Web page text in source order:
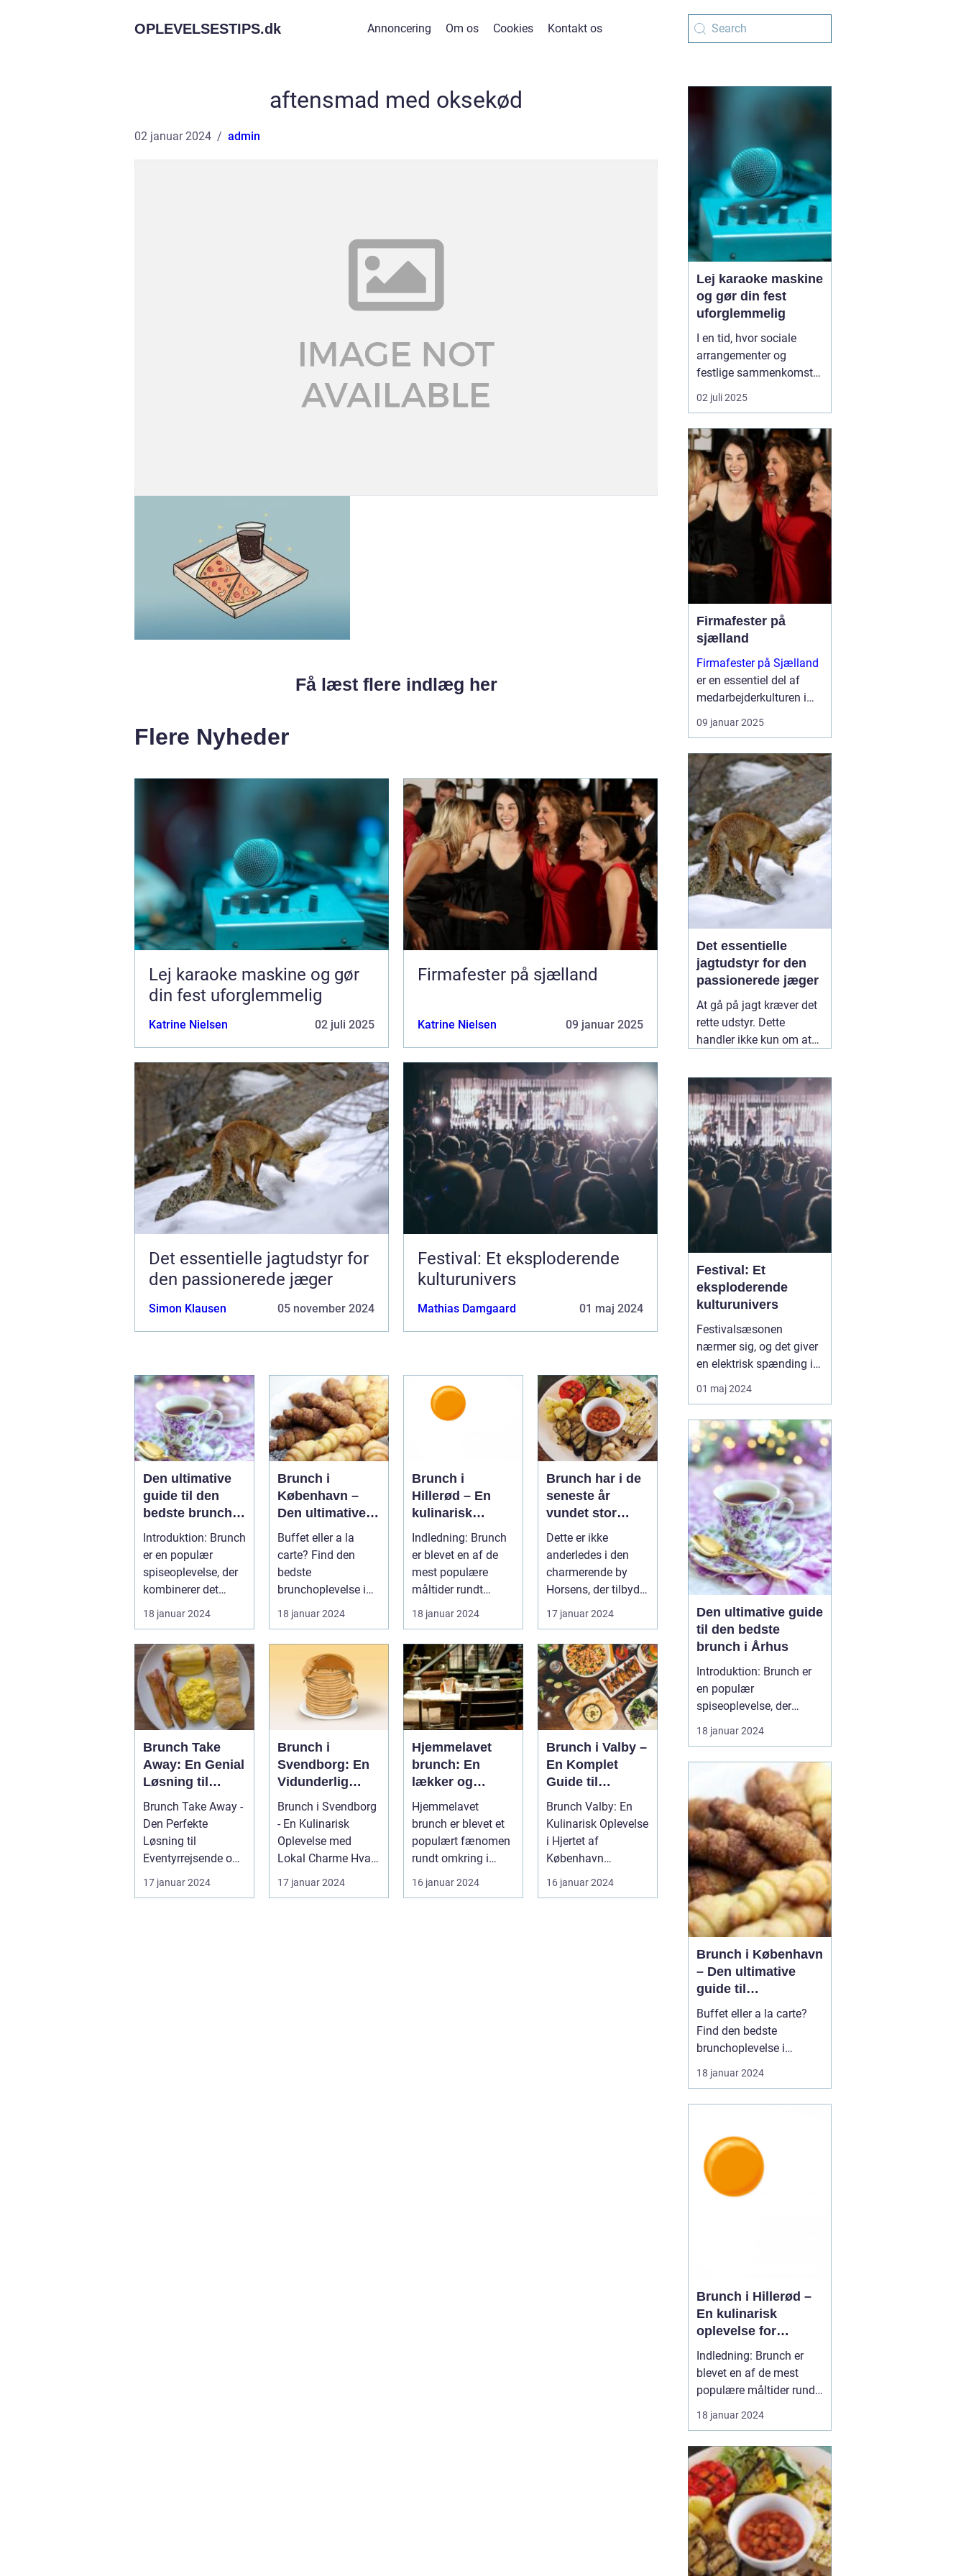
OPLEVELSESTIPS.dk Annoncering Om os Cookies Kontakt os
aftensmad med oksekød
02 januar 2024 admin
Få læst flere indlæg her
Flere Nyheder
Lej karaoke maskine og gør
din fest uforglemmelig
Katrine Nielsen 02 juli 2025
Firmafester på sjælland
Katrine Nielsen 09 januar 2025
Det essentielle jagtudstyr for
den passionerede jæger
Simon Klausen 05 november 2024
Festival: Et eksploderende
kulturunivers
Mathias Damgaard 01 maj 2024
Den ultimative
guide til den
bedste brunch i
Århus
Introduktion: Brunch
er en populær
spiseoplevelse, der
kombinerer det
bedste fra
morgenmad og
frokos...
18 januar 2024
Brunch i
København –
Den ultimative
guide til
eventyrrejsende
og backpackere
Buffet eller a la
carte? Find den
bedste
brunchoplevelse i
København
Introduktion til
brunch i Køb...
18 januar 2024
Brunch i
Hillerød – En
kulinarisk
oplevelse for
eventyrrejsende
og backpackere
Indledning: Brunch
er blevet en af de
mest populære
måltider rundt
omkring i verden, og
Hillerød er ...
18 januar 2024
Brunch har i de
seneste år
vundet stor
popularitet
blandt
madentusiaster
og dem, der
elsker at
kombinere de
lækreste
morgenmadslæ
kkerier med
frokostfavoritter
Dette er ikke
anderledes i den
charmerende by
Horsens, der tilbyder
en række steder,
hvor man kan ny...
17 januar 2024
Brunch Take
Away: En Genial
Løsning til
Eventyrrejsende
og Backpackere
Brunch Take Away -
Den Perfekte
Løsning til
Eventyrrejsende og
Backpackere
Indledning: Brunch
17 januar 2024
Brunch i
Svendborg: En
Vidunderlig
Oplevelse for
Eventyrrejsende
og Backpackere
Brunch i Svendborg
- En Kulinarisk
Oplevelse med
Lokal Charme Hvad
17 januar 2024
Hjemmelavet
brunch: En
lækker og
alsidig måde at
sætte prikken
over iet på din
morgenmad
eller frokost
Hjemmelavet
brunch er blevet et
populært fænomen
rundt omkring i
verden. Det er den
perfekte måde at...
16 januar 2024
Brunch i Valby –
En Komplet
Guide til
Eventyrrejsende
og Backpackere
Brunch Valby: En
Kulinarisk Oplevelse
i Hjertet af
København
Introduktion til
16 januar 2024
Lej karaoke maskine
og gør din fest
uforglemmelig
I en tid, hvor sociale
arrangementer og
festlige sammenkomster
ofte kræver et element af
underholdning, står
favoritaktivitet blandt
mange. Karaoke
maskiner giver folk
mulighed for at slippe
deres indre stjerne lø...
02 juli 2025
Firmafester på
sjælland
Firmafester på Sjælland
er en essentiel del af
medarbejderkulturen i
mange virksomheder.
Med en stigning i
unikke venues er
Sjælland blevet ...
09 januar 2025
Det essentielle
jagtudstyr for den
passionerede jæger
At gå på jagt kræver det
rette udstyr. Dette
handler ikke kun om at
bue, men også om det
tilbehør og tøj, der sikrer
en vellykket og sikker
jagtoplevels.05
november 2024
Festival: Et
eksploderende
kulturunivers
Festivalsæsonen
nærmer sig, og det giver
en elektrisk spænding i
luften hos musikelskere,
kulturdyrkere og
Festivalen er nemlig
blevet et
kæmpemæssigt
fænomen, hvor hver en
note og hvert et
glitterkast er en del af en
større fort...
01 maj 2024
Den ultimative guide
til den bedste
brunch i Århus
Introduktion: Brunch er
en populær
spiseoplevelse, der
kombinerer det bedste
fra morgenmad og
vi udforske Århus'
bedste brunchsteder og
give dig en dybdegående
indsigt i, hvad der gør
dem til favoritter blandt
både lokale...
18 januar 2024
Brunch i København
– Den ultimative
guide til
eventyrrejsende og
backpackere
Buffet eller a la carte?
Find den bedste
brunchoplevelse i
København Introduktion
til brunch i København
København og tilbyder
en perfekt kombination
af morgenmad og
frokost. Det er en
18 januar 2024
Brunch i Hillerød –
En kulinarisk
oplevelse for
eventyrrejsende og
backpackere
Indledning: Brunch er
blevet en af de mest
populære måltider rundt
omkring i verden, og
Hillerød er ingen
kendt for sin rige historie
og smukke natur, tilbyder
også et bredt udvalg af
lækre brunchsteder, der
tiltaler både eve...
18 januar 2024